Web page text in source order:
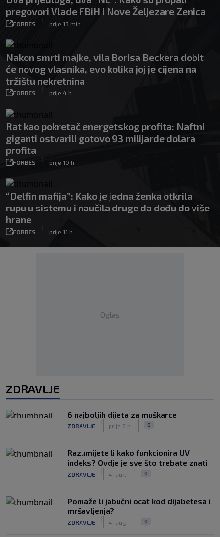
pregovori Vlade FBiH i Nove Željezare Zenica
FORBES
|
prije 13 min.
Nakon smrti majke, vila Borisa Beckera dobit
će novog vlasnika, evo kolika joj je cijena na
tržištu nekretnina
FORBES
|
prije 4 h
Rat kao pokretač energetskog profita: Naftni
giganti ostvarili gotovo 93 milijarde dolara
profita
FORBES
|
prije 10 h
“Delfin mafija”: Kako je jedna ženka otkrila
rupu u sistemu i naučila druge da dođu do više
hrane
FORBES
|
prije 11 h
Oglas
ZDRAVLJE
6 najboljih dijeta za muškarce
ZDRAVLJE prije 2 h 0
Razumijete li kako funkcionira UV
indeks? Ovdje je sve što trebate znati
ZDRAVLJE 4. aug. 0
Pomaže li jabučni ocat kod dijabetesa i
mršavljenja?
ZDRAVLJE 4. aug. 0